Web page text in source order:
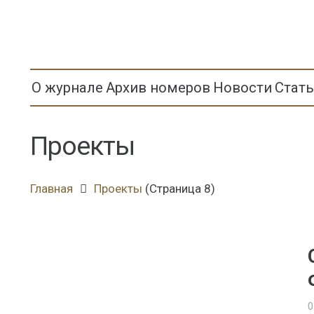
О журнале Архив номеров Новости
Проекты
Главная Проекты (Страница 8)